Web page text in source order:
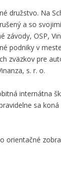
družstvo. Na
a so
závody, OSP,
podniky v
zväzkov pre
s. r. o.
internátna
sa
orientačné